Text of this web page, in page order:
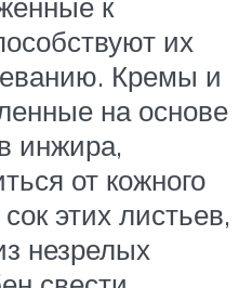
их
Кремы и
на основе
инжира,
от кожного
этих листьев,
незрелых